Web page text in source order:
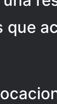
que